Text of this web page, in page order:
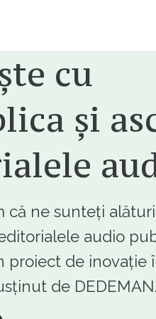
cu
și
că ne sunteți
audio
proiect de inovație
de DEDEMAN.